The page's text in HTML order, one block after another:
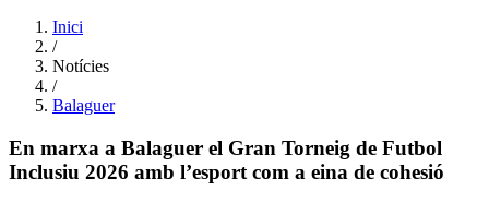
Inici
/
Notícies
/
Balaguer
En marxa a Balaguer el Gran Torneig de Futbol
Inclusiu 2026 amb l’esport com a eina de cohesió